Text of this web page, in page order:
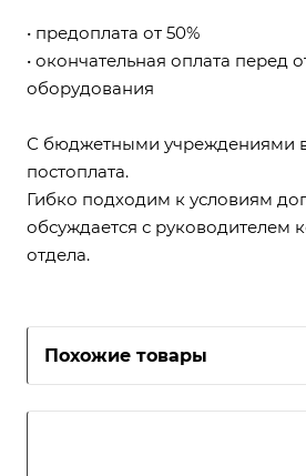
• предоплата от 50%
• окончательная оплата перед
оборудования
С бюджетными учреждениями
постоплата.
Гибко подходим к условиям
обсуждается с руководителем
отдела.
Похожие товары